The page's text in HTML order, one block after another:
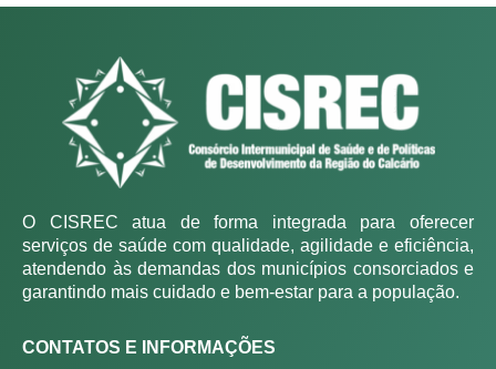
O CISREC atua de forma integrada para oferecer
serviços de saúde com qualidade, agilidade e eficiência,
atendendo às demandas dos municípios consorciados e
garantindo mais cuidado e bem-estar para a população.
CONTATOS E INFORMAÇÕES